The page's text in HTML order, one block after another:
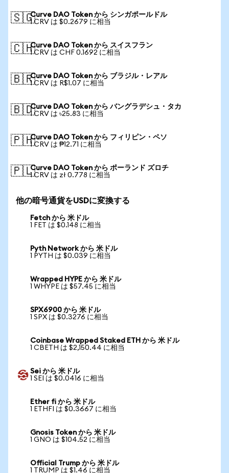
🇸🇬Curve DAO Token から シンガポールドル
1 CRV は $0.2679 に相当
🇨🇭Curve DAO Token から スイスフラン
1 CRV は CHF 0.1692 に相当
🇧🇷Curve DAO Token から ブラジル・レアル
1 CRV は R$1.07 に相当
🇧🇩Curve DAO Token から バングラデシュ・タカ
1 CRV は ৳25.83 に相当
🇵🇭Curve DAO Token から フィリピン・ペソ
1 CRV は ₱12.71 に相当
🇵🇱Curve DAO Token から ポーランド ズロチ
1 CRV は zł 0.778 に相当
他の暗号通貨をUSDに変換する
Fetch から 米ドル
1 FET は $0.148 に相当
Pyth Network から 米ドル
1 PYTH は $0.039 に相当
Wrapped HYPE から 米ドル
1 WHYPE は $57.45 に相当
SPX6900 から 米ドル
1 SPX は $0.3276 に相当
Coinbase Wrapped Staked ETH から 米ドル
1 CBETH は $2,150.44 に相当
Sei から 米ドル
1 SEI は $0.0416 に相当
Ether fi から 米ドル
1 ETHFI は $0.3667 に相当
Gnosis Token から 米ドル
1 GNO は $104.52 に相当
Official Trump から 米ドル
1 TRUMP は $1.46 に相当